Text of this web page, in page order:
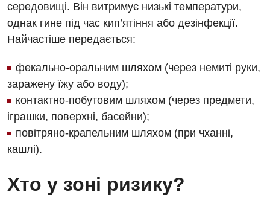
середовищі. Він витримує низькі температури,
однак гине під час кип’ятіння або дезінфекції.
Найчастіше передається:
фекально-оральним шляхом (через немиті руки,
заражену їжу або воду);
контактно-побутовим шляхом (через предмети,
іграшки, поверхні, басейни);
повітряно-крапельним шляхом (при чханні,
кашлі).
Хто у зоні ризику?